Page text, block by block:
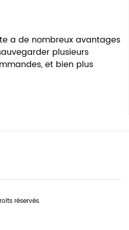
a de nombreux avantages
plusieurs
et bien plus
réservés.